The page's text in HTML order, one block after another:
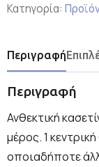
Κατηγορία:
Περιγραφή
Περιγραφή
Ανθεκτική
μέρος. 1
οποιαδήποτε